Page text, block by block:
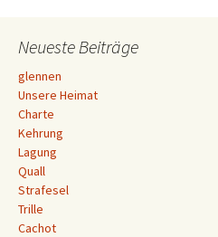
Navigation
Neueste Beiträge
glennen
Unsere Heimat
Charte
Kehrung
Lagung
Quall
Strafesel
Trille
Cachot